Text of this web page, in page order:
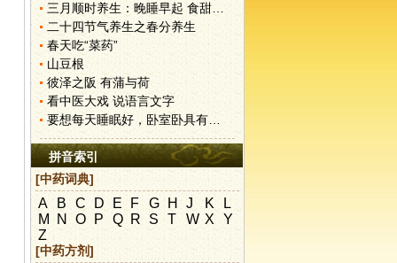
三月顺时养生：晚睡早起 食甜养肝
二十四节气养生之春分养生
春天吃“菜药”
山豆根
彼泽之阪 有蒲与荷
看中医大戏 说语言文字
要想每天睡眠好，卧室卧具有讲究
拼音索引
[中药词典]
A B C D E F G H J K
L
M N O P Q R S T W X
Y
Z
[中药方剂]